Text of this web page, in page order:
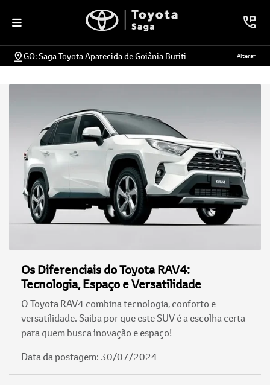
GO: Saga Toyota Aparecida de Goiânia Buriti Alterar
Os Diferenciais do Toyota RAV4:
Tecnologia, Espaço e Versatilidade
O Toyota RAV4 combina tecnologia, conforto e
versatilidade. Saiba por que este SUV é a escolha certa
para quem busca inovação e espaço!
Data da postagem: 30/07/2024